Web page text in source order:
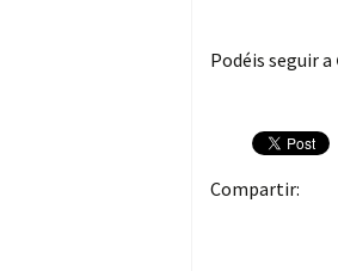
Podéis seguir a
Compartir: